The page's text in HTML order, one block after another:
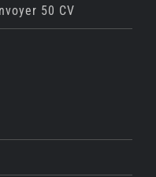
50 CV